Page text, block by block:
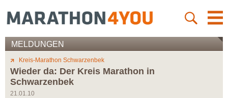
MELDUNGEN
Kreis-Marathon Schwarzenbek
Wieder da: Der Kreis Marathon in
Schwarzenbek
21.01.10